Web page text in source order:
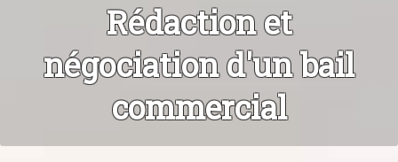
Rédaction et
négociation d'un bail
commercial